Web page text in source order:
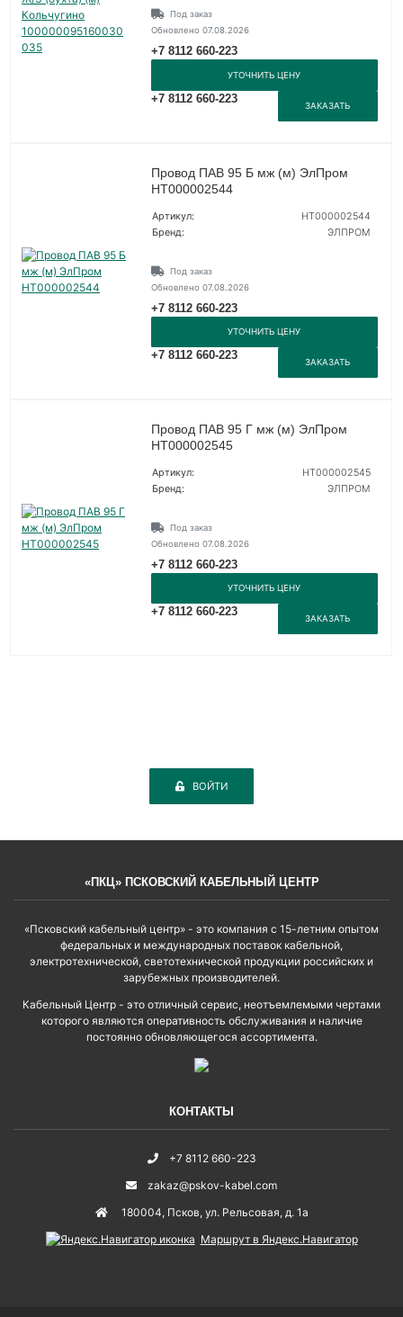
Под заказ
Обновлено 07.08.2026
+7 8112 660-223
УТОЧНИТЬ ЦЕНУ
+7 8112 660-223
ЗАКАЗАТЬ
Провод ПАВ 95 Б мж (м) ЭлПром
НТ000002544
Артикул:
НТ000002544
Бренд:
ЭЛПРОМ
Под заказ
Обновлено 07.08.2026
+7 8112 660-223
УТОЧНИТЬ ЦЕНУ
+7 8112 660-223
ЗАКАЗАТЬ
Провод ПАВ 95 Г мж (м) ЭлПром
НТ000002545
Артикул:
НТ000002545
Бренд:
ЭЛПРОМ
Под заказ
Обновлено 07.08.2026
+7 8112 660-223
УТОЧНИТЬ ЦЕНУ
+7 8112 660-223
ЗАКАЗАТЬ
ВОЙТИ
«ПКЦ» ПСКОВСКИЙ КАБЕЛЬНЫЙ ЦЕНТР
«Псковский кабельный центр» - это компания с 15-летним опытом
федеральных и международных поставок кабельной,
электротехнической, светотехнической продукции российских и
зарубежных производителей.
Кабельный Центр - это отличный сервис, неотъемлемыми чертами
которого являются оперативность обслуживания и наличие
постоянно обновляющегося ассортимента.
КОНТАКТЫ
+7 8112 660-223
zakaz@pskov-kabel.com
180004, Псков, ул. Рельсовая, д. 1а
Маршрут в Яндекс.Навигатор